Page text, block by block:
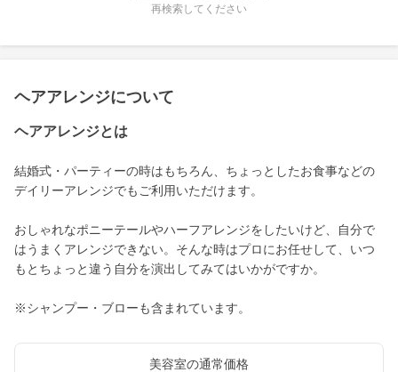
再検索してください
ヘアアレンジについて
ヘアアレンジとは
結婚式・パーティーの時はもちろん、ちょっとしたお食事などの
デイリーアレンジでもご利用いただけます。
おしゃれなポニーテールやハーフアレンジをしたいけど、自分で
はうまくアレンジできない。そんな時はプロにお任せして、いつ
もとちょっと違う自分を演出してみてはいかがですか。
※シャンプー・ブローも含まれています。
美容室の通常価格